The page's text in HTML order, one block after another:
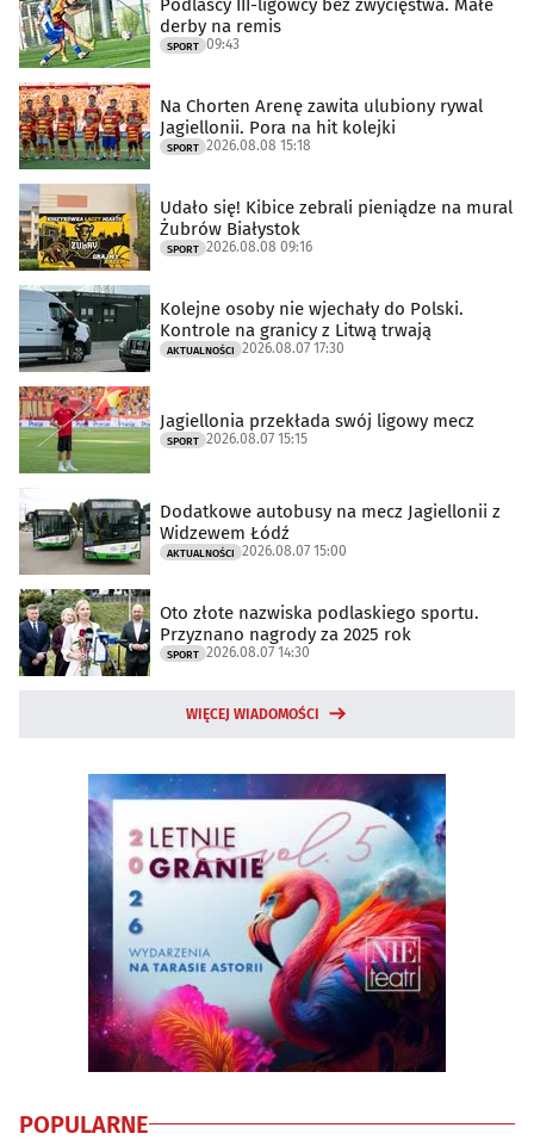
Podlascy III-ligowcy bez zwycięstwa. Małe
derby na remis
SPORT 09:43
Na Chorten Arenę zawita ulubiony rywal
Jagiellonii. Pora na hit kolejki
SPORT 2026.08.08 15:18
Udało się! Kibice zebrali pieniądze na mural
Żubrów Białystok
SPORT 2026.08.08 09:16
Kolejne osoby nie wjechały do Polski.
Kontrole na granicy z Litwą trwają
AKTUALNOŚCI 2026.08.07 17:30
Jagiellonia przekłada swój ligowy mecz
SPORT 2026.08.07 15:15
Dodatkowe autobusy na mecz Jagiellonii z
Widzewem Łódź
AKTUALNOŚCI 2026.08.07 15:00
Oto złote nazwiska podlaskiego sportu.
Przyznano nagrody za 2025 rok
SPORT 2026.08.07 14:30
WIĘCEJ WIADOMOŚCI
POPULARNE